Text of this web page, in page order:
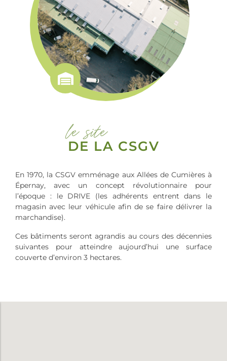
le site
DE LA CSGV
En 1970, la CSGV emménage aux Allées de Cumières à
Épernay, avec un concept révolutionnaire pour
l’époque : le DRIVE (les adhérents entrent dans le
magasin avec leur véhicule afin de se faire délivrer la
marchandise).
Ces bâtiments seront agrandis au cours des décennies
suivantes pour atteindre aujourd’hui une surface
couverte d’environ 3 hectares.